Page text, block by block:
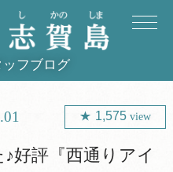
ッフブログ
1,575view
好評『西通りアイ